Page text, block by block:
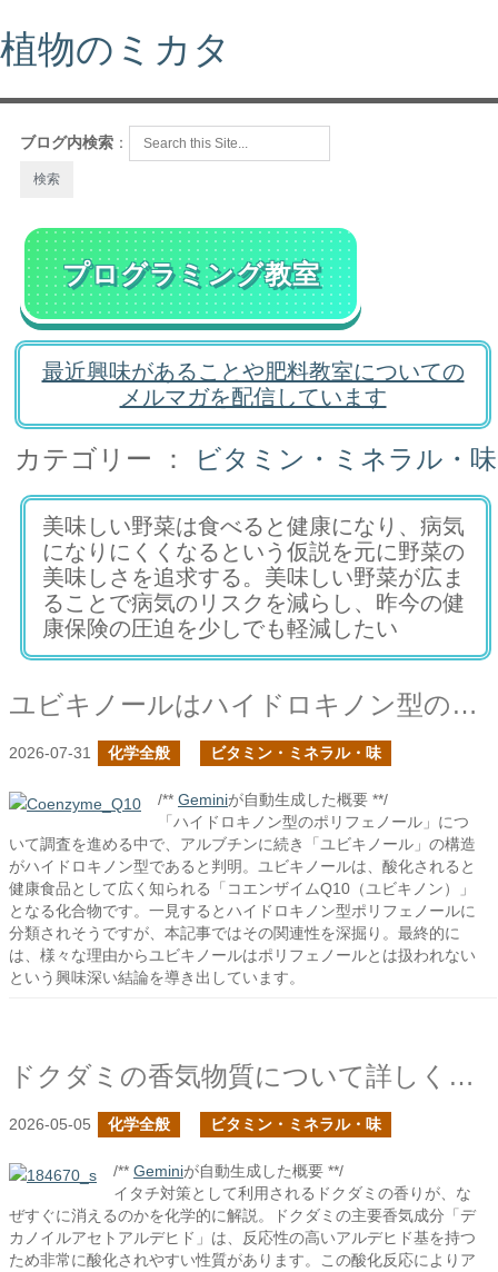
植物のミカタ
ブログ内検索 ：
プログラミング教室
最近興味があることや肥料教室についての
メルマガを配信しています
カテゴリー ： ビタミン・ミネラル・味
美味しい野菜は食べると健康になり、病気
になりにくくなるという仮説を元に野菜の
美味しさを追求する。美味しい野菜が広ま
ることで病気のリスクを減らし、昨今の健
康保険の圧迫を少しでも軽減したい
ユビキノールはハイドロキノン型のポリフェノールか？
2026-07-31 化学全般 ビタミン・ミネラル・味
/** Geminiが自動生成した概要 **/
「ハイドロキノン型のポリフェノール」につ
いて調査を進める中で、アルブチンに続き「ユビキノール」の構造
がハイドロキノン型であると判明。ユビキノールは、酸化されると
健康食品として広く知られる「コエンザイムQ10（ユビキノン）」
となる化合物です。一見するとハイドロキノン型ポリフェノールに
分類されそうですが、本記事ではその関連性を深掘り。最終的に
は、様々な理由からユビキノールはポリフェノールとは扱われない
という興味深い結論を導き出しています。
ドクダミの香気物質について詳しくみる
2026-05-05 化学全般 ビタミン・ミネラル・味
/** Geminiが自動生成した概要 **/
イタチ対策として利用されるドクダミの香りが、な
ぜすぐに消えるのかを化学的に解説。ドクダミの主要香気成分「デ
カノイルアセトアルデヒド」は、反応性の高いアルデヒド基を持つ
ため非常に酸化されやすい性質があります。この酸化反応によりア